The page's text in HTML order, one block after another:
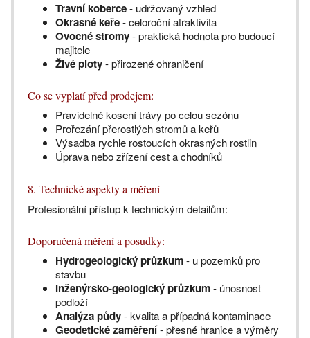
Travní koberce- udržovaný vzhled
Okrasné keře- celoroční atraktivita
Ovocné stromy- praktická hodnota pro budoucí
majitele
Živé ploty- přirozené ohraničení
Co se vyplatí před prodejem:
Pravidelné kosení trávy po celou sezónu
Prořezání přerostlých stromů a keřů
Výsadba rychle rostoucích okrasných rostlin
Úprava nebo zřízení cest a chodníků
8. Technické aspekty a měření
Profesionální přístup k technickým detailům:
Doporučená měření a posudky:
Hydrogeologický průzkum- u pozemků pro
stavbu
Inženýrsko-geologický průzkum- únosnost
podloží
Analýza půdy- kvalita a případná kontaminace
Geodetické zaměření- přesné hranice a výměry